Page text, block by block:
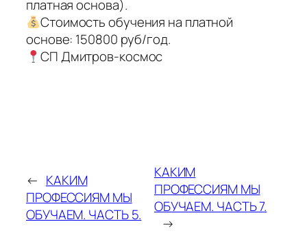
платная основа).
Стоимость обучения на платной
основе: 150800 руб/год.
СП Дмитров-космос
← КАКИМ
ПРОФЕССИЯМ МЫ
ОБУЧАЕМ. ЧАСТЬ 5.
КАКИМ
ПРОФЕССИЯМ МЫ
ОБУЧАЕМ. ЧАСТЬ 7.
→